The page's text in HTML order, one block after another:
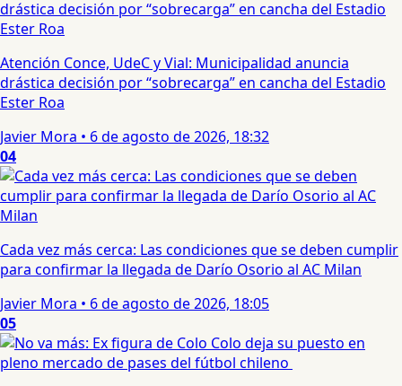
Atención Conce, UdeC y Vial: Municipalidad anuncia
drástica decisión por “sobrecarga” en cancha del Estadio
Ester Roa
Javier Mora • 6 de agosto de 2026, 18:32
04
Cada vez más cerca: Las condiciones que se deben cumplir
para confirmar la llegada de Darío Osorio al AC Milan
Javier Mora • 6 de agosto de 2026, 18:05
05